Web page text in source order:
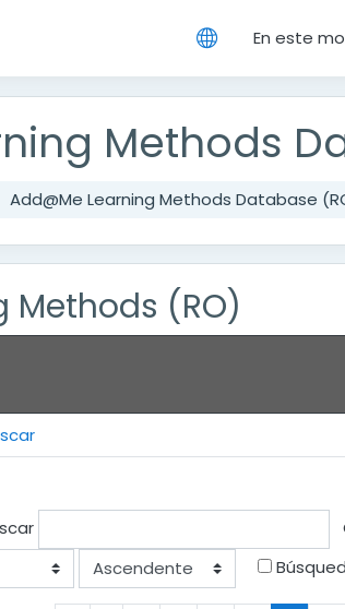
En este
Methods
Add@Me Learning Methods Database
Methods (RO)
Ordenar